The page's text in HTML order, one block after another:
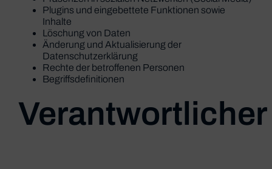
Plugins und eingebettete Funktionen sowie
Inhalte
Löschung von Daten
Änderung und Aktualisierung der
Datenschutzerklärung
Rechte der betroffenen Personen
Begriffsdefinitionen
Verantwortlicher